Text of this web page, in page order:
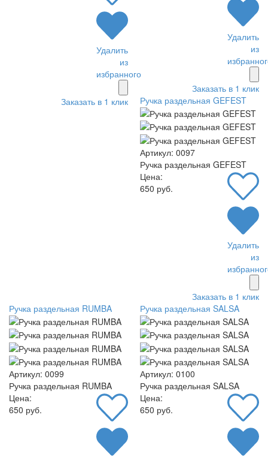
Удалить
из
избранного
Заказать в 1 клик
Удалить
из
Заказать в 1 клик
Ручка раздельная GEFEST
Артикул: 0097
Ручка раздельная GEFEST
Цена:
650 руб.
Удалить
из
Заказать в 1 клик
Ручка раздельная RUMBA
Артикул: 0099
Ручка раздельная RUMBA
Цена:
650 руб.
Ручка раздельная SALSA
Артикул: 0100
Ручка раздельная SALSA
Цена:
650 руб.